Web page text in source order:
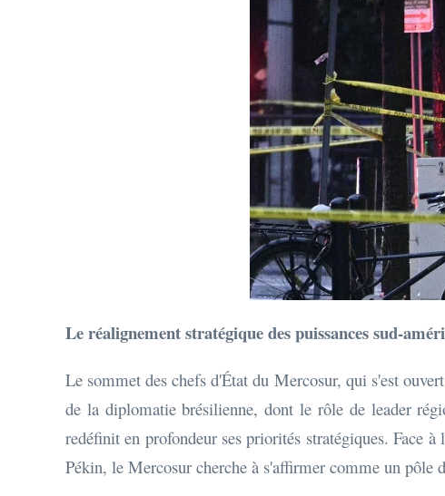
Le réalignement stratégique des puissances sud-
Le sommet des chefs d'État du Mercosur, qui s'est
de la diplomatie brésilienne, dont le rôle de leader
redéfinit en profondeur ses priorités stratégiques. Face
Pékin, le Mercosur cherche à s'affirmer comme un